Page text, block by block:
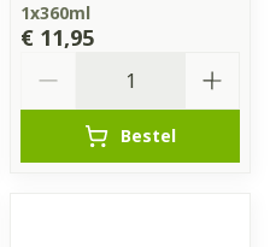
1x360ml
€ 11,95
Bestel